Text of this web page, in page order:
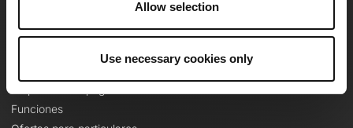
Allow selection
Use necessary cookies only
Le Mag'
Funciones